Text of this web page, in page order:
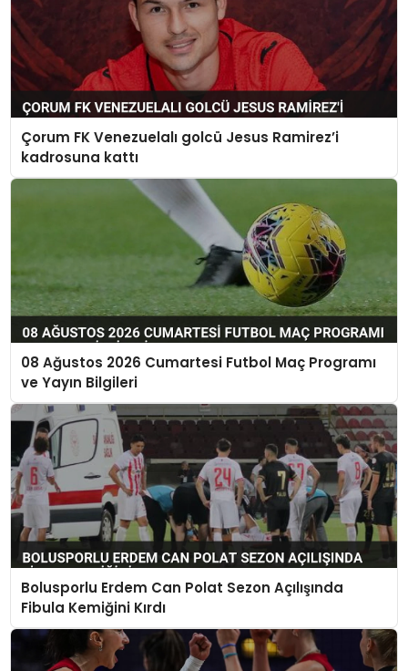
Çorum FK Venezuelalı golcü Jesus Ramirez’i
kadrosuna kattı
08 Ağustos 2026 Cumartesi Futbol Maç Programı
ve Yayın Bilgileri
Bolusporlu Erdem Can Polat Sezon Açılışında
Fibula Kemiğini Kırdı